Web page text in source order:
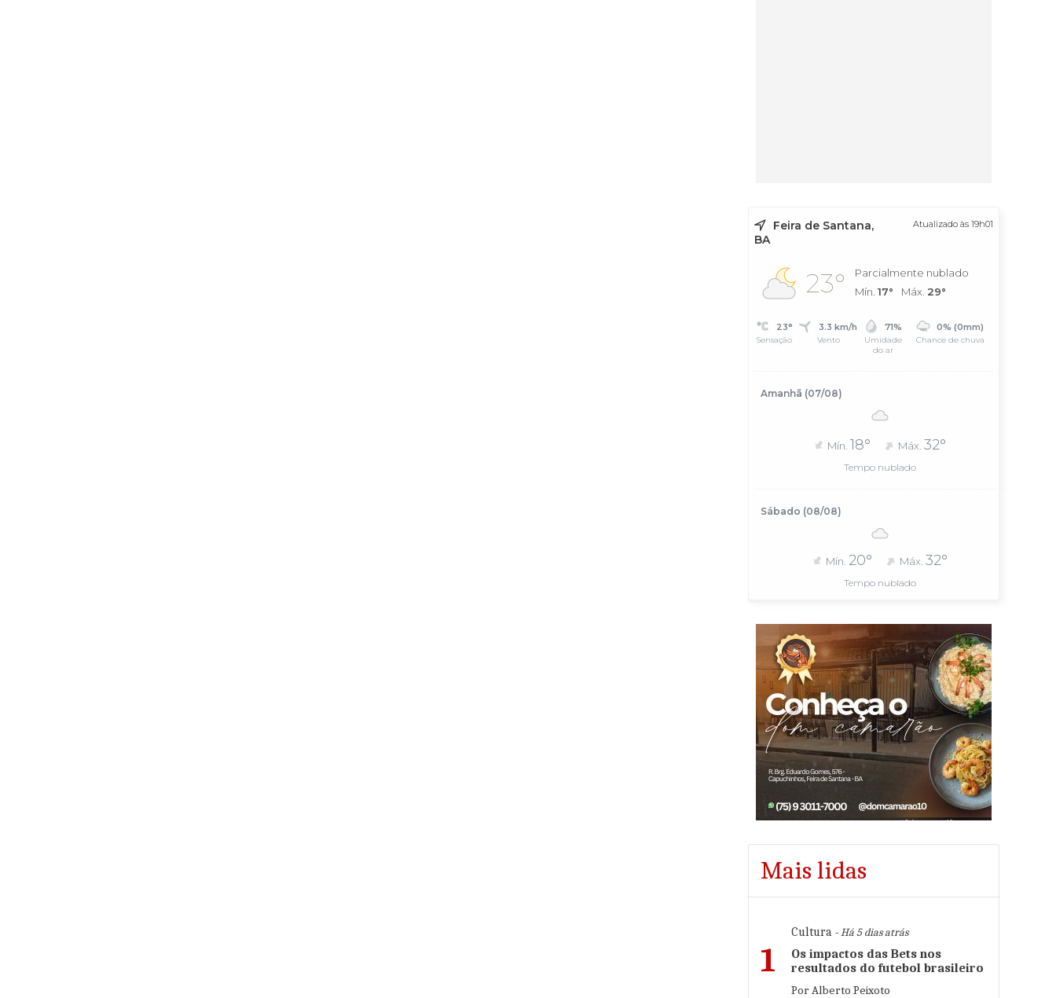
Feira de Santana,
BA
Atualizado às 19h01
23°
Parcialmente nublado
Mín. 17° Máx. 29°
23°
Sensação
3.3 km/h
Vento
71%
Umidade
do ar
0% (0mm)
Chance de chuva
Amanhã (07/08)
Mín. 18° Máx. 32°
Tempo nublado
Sábado (08/08)
Mín. 20° Máx. 32°
Tempo nublado
Mais lidas
1
Cultura - Há 5 dias atrás
Os impactos das Bets nos
resultados do futebol brasileiro
Por Alberto Peixoto